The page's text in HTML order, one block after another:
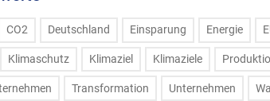
CO2 Deutschland Einsparung Energie
Klimaschutz Klimaziel Klimaziele
Transformation Unternehmen